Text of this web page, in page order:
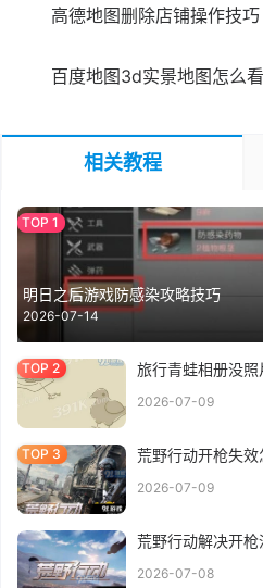
高德地图删除店铺操作技巧
百度地图3d实景地图怎么看
相关教程
明日之后游戏防感染攻略技巧
2026-07-14
旅行青蛙相册没
2026-07-09
荒野行动开枪失
2026-07-09
荒野行动解决开
2026-07-08